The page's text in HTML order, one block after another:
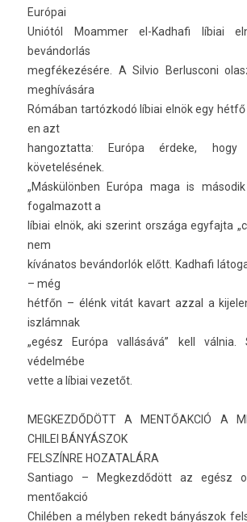
Európai
Uniótól Moamm­er el-Kadhafi líbiai
bevándorlás
megfékezésére. A Sil­vio Be­rlus­coni
meghívására
Rómában tartózkodó líbiai elnök egy
en azt
han­goz­tatta: Európa érdeke,
követelésének.
„Máskülönben Európa maga is
fogal­mazott a
líbiai elnök, aki szerint országa egyfaj­ta
nem
kívánatos bevándorlók előtt. Kad­hafi
– még
hétfőn – élénk vitát kavart azzal a
iszlámnak
„egész Európa vallásává” kell válnia.
védelmébe
vette a líbiai vezetőt.
MEG­KEZDŐDÖTT A MENTŐAKCIÓ A
CHILEI BÁNYÁSZOK
FELSZÍNRE HOZATALÁRA
San­tiago – Meg­kezdődött az egész
mentőakció
Chilében a mélyben re­kedt bányászok